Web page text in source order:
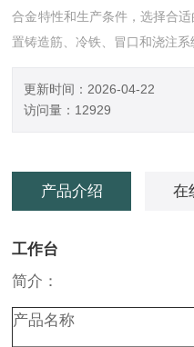
合金特性和生产条件，选择合
置铸造筋、冷铁、冒口和浇注系
更新时间：2026-04-22
访问量：12929
产品介绍 在
工作台
简介：
产品名称